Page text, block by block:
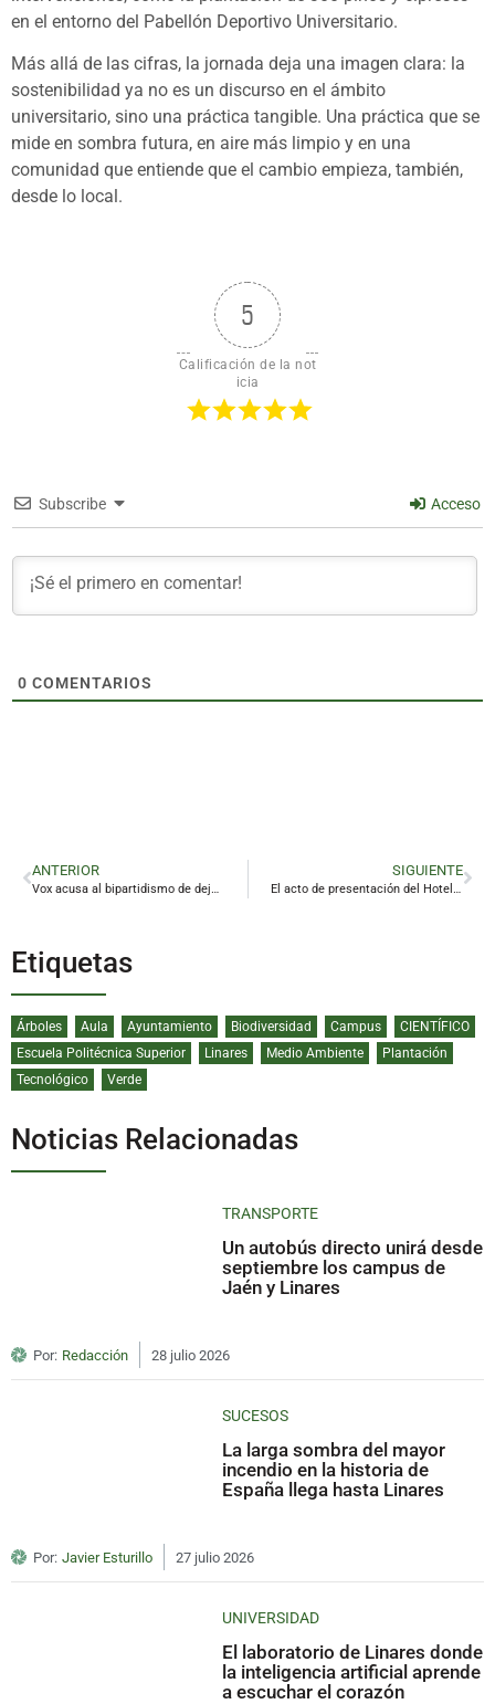
en el entorno del Pabellón Deportivo Universitario.
Más allá de las cifras, la jornada deja una imagen clara: la
sostenibilidad ya no es un discurso en el ámbito
universitario, sino una práctica tangible. Una práctica que se
mide en sombra futura, en aire más limpio y en una
comunidad que entiende que el cambio empieza, también,
desde lo local.
5
Calificación de la not
icia
Subscribe Acceso
0 COMENTARIOS
ANTERIOR
Vox acusa al bipartidismo de dejar a Linares sin respuestas ni soluciones
SIGUIENTE
El acto de presentación del Hotel Boutique Cervantes, en imágenes
Etiquetas
Árboles Aula Ayuntamiento Biodiversidad Campus
CIENTÍFICO
Escuela Politécnica Superior
Linares Medio Ambiente
Plantación
Tecnológico
Verde
Noticias Relacionadas
TRANSPORTE
Un autobús directo unirá desde
septiembre los campus de
Jaén y Linares
Por: Redacción 28 julio 2026
SUCESOS
La larga sombra del mayor
incendio en la historia de
España llega hasta Linares
Por: Javier Esturillo 27 julio 2026
UNIVERSIDAD
El laboratorio de Linares donde
la inteligencia artificial aprende
a escuchar el corazón